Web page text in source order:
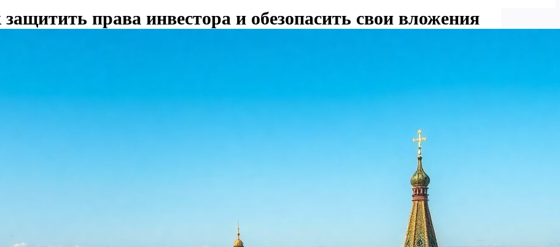
права инвестора и обезопасить свои вложения